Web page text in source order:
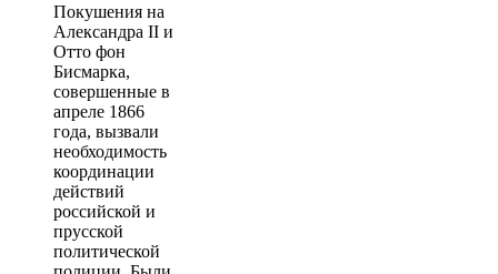
Покушения на
Александра II и
Отто фон
Бисмарка,
совершенные в
апреле 1866
года, вызвали
необходимость
координации
действий
российской и
прусской
политической